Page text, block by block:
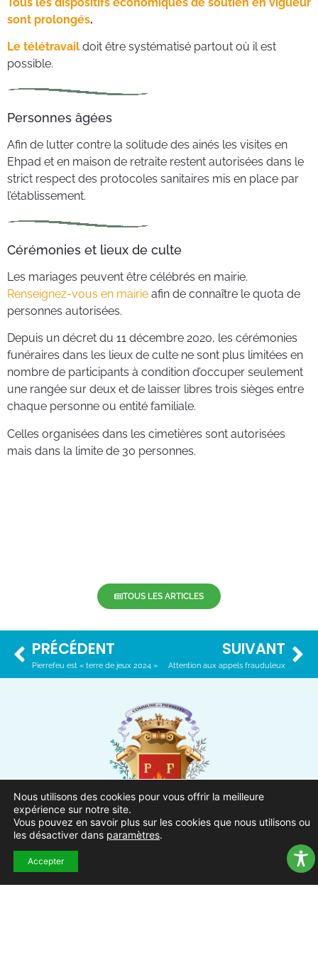
sont prolongés.
Le télétravail doit être systématisé partout où il est
possible.
Personnes âgées
Afin de lutter contre la solitude des ainés les visites en
Ehpad et en maison de retraite restent autorisées dans le
strict respect des protocoles sanitaires mis en place par
l’établissement.
Cérémonies et lieux de culte
Les mariages peuvent être célébrés en mairie.
Renseignez-vous en mairie afin de connaître le quota de
personnes autorisées.
Depuis un décret du 11 décembre 2020, les cérémonies
funéraires dans les lieux de culte ne sont plus limitées en
nombre de participants à condition d’occuper seulement
une rangée sur deux et de laisser libres trois sièges entre
chaque personne ou entité familiale.
Celles organisées dans les cimetières sont autorisées
mais dans la limite de 30 personnes.
TOUS LES ARTICLES
PRÉCÉDENT
Pierrefeu est « terre de jeux 2024 »
SUIVANT
Attention aux appels frauduleux
Ville de Pierrefeu-du-Var
1 Place Urbain Sénès
83390 Pierrefeu-du-Var
Nous utilisons des cookies pour vous offrir la meilleure
expérience sur notre site.
Vous pouvez en savoir plus sur les cookies que nous utilisons ou
les désactiver dans paramètres.
Accepter